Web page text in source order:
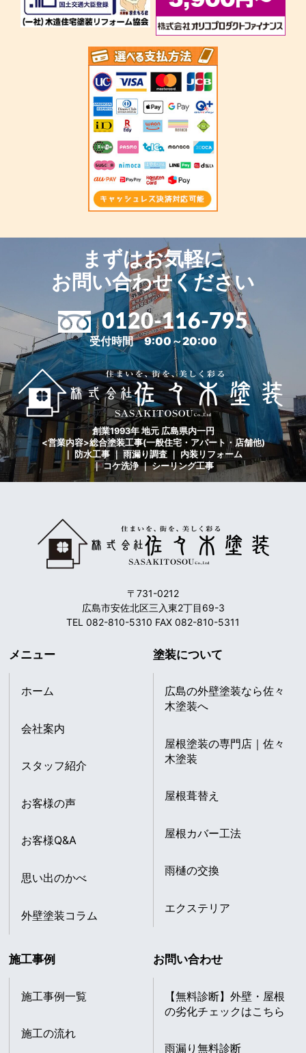
まずはお気軽に
お問い合わせください
0120-116-795
受付時間 9:00～20:00
創業1993年 地元 広島県内一円
<営業内容>総合塗装工事(一般住宅・アパート・店舗他)
｜ 防水工事 ｜ 雨漏り調査 ｜ 内装リフォーム
｜ コケ洗浄 ｜ シーリング工事
〒731-0212
広島市安佐北区三入東2丁目69-3
TEL 082-810-5310 FAX 082-810-5311
メニュー
ホーム
会社案内
スタッフ紹介
お客様の声
お客様Q&A
思い出のかべ
外壁塗装コラム
塗装について
広島の外壁塗装なら佐々
木塗装へ
屋根塗装の専門店｜佐々
木塗装
屋根葺替え
屋根カバー工法
雨樋の交換
エクステリア
施工事例
施工事例一覧
施工の流れ
お問い合わせ
【無料診断】外壁・屋根
の劣化チェックはこちら
雨漏り無料診断